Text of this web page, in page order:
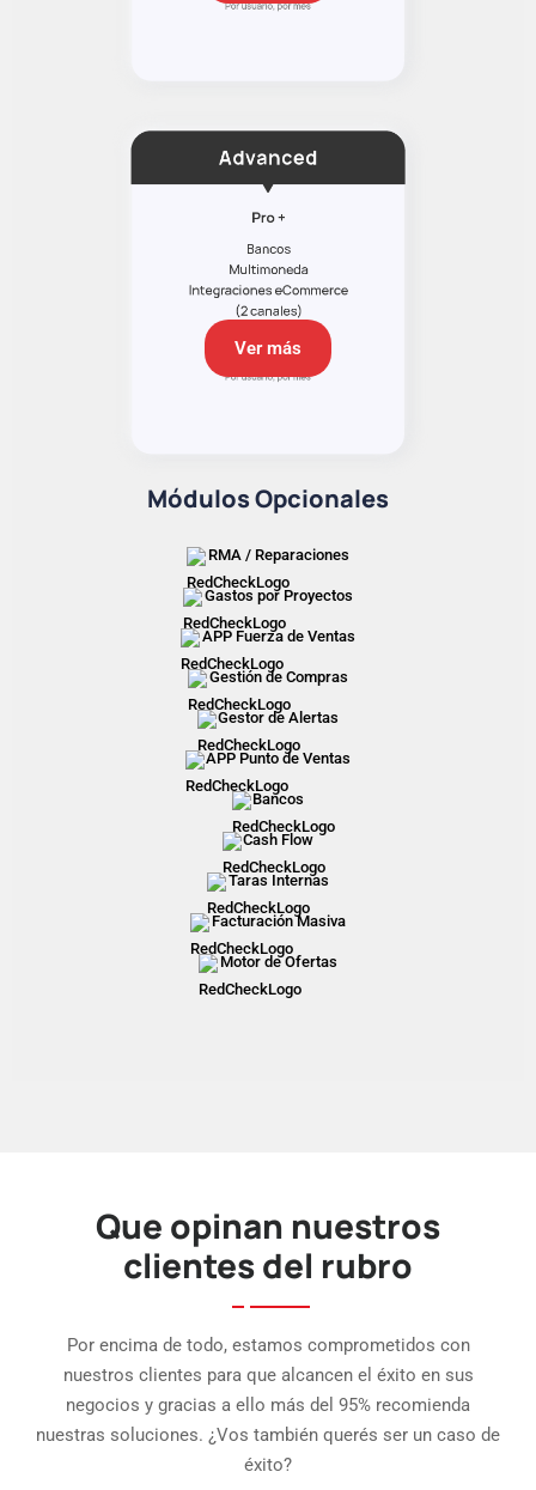
Ver más
Módulos Opcionales
RMA / Reparaciones
Gastos por Proyectos
APP Fuerza de Ventas
Gestión de Compras
Gestor de Alertas
APP Punto de Ventas
Bancos
Cash Flow
Taras Internas
Facturación Masiva
Motor de Ofertas
Que opinan nuestros
clientes del rubro
Por encima de todo, estamos comprometidos con
nuestros clientes para que alcancen el éxito en sus
negocios y gracias a ello más del 95% recomienda
nuestras soluciones. ¿Vos también querés ser un caso de
éxito?